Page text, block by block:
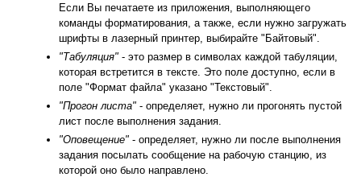
Если Вы печатаете из приложения, выполняющего
команды форматирования, а также, если нужно загружать
шрифты в лазерный принтер, выбирайте "Байтовый".
"Табуляция" - это размер в символах каждой табуляции,
которая встретится в тексте. Это поле доступно, если в
поле "Формат файла" указано "Текстовый".
"Прогон листа" - определяет, нужно ли прогонять пустой
лист после выполнения задания.
"Оповещение" - определяет, нужно ли после выполнения
задания посылать сообщение на рабочую станцию, из
которой оно было направлено.